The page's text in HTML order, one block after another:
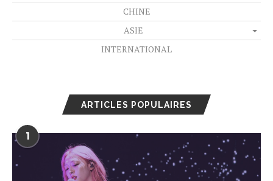
CHINE
ASIE
INTERNATIONAL
ARTICLES POPULAIRES
1